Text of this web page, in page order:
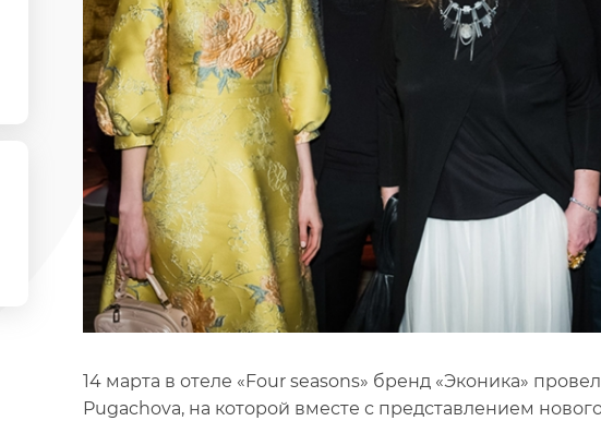
14 марта в отеле «Four seasons» бренд «Эконика»
Pugachova, на которой вместе с представлением